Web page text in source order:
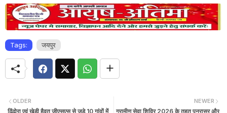
Tags: जयपुर
NEWER
ग्रामीण सेवा शिविर 2026 क़े तहत पूनरासर और
OLDER
ढिंढोरा एवं खेड़ी हैवत जीएसएस से जुड़े 10 गांवों में